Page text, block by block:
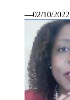
—02/10/2022